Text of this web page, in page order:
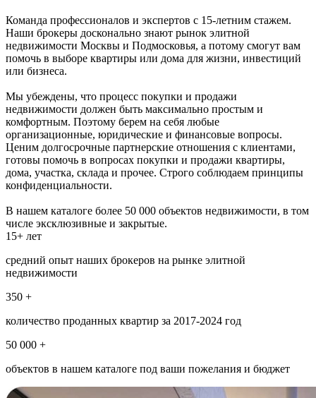
Команда профессионалов и экспертов с 15-летним стажем.
Наши брокеры досконально знают рынок элитной
недвижимости Москвы и Подмосковья, а потому смогут вам
помочь в выборе квартиры или дома для жизни, инвестиций
или бизнеса.
Мы убеждены, что процесс покупки и продажи
недвижимости должен быть максимально простым и
комфортным. Поэтому берем на себя любые
организационные, юридические и финансовые вопросы.
Ценим долгосрочные партнерские отношения с клиентами,
готовы помочь в вопросах покупки и продажи квартиры,
дома, участка, склада и прочее. Строго соблюдаем принципы
конфиденциальности.
В нашем каталоге более 50 000 объектов недвижимости, в том
числе эксклюзивные и закрытые.
15+ лет
средний опыт наших брокеров на рынке элитной
недвижимости
350 +
количество проданных квартир за 2017-2024 год
50 000 +
объектов в нашем каталоге под ваши пожелания и бюджет